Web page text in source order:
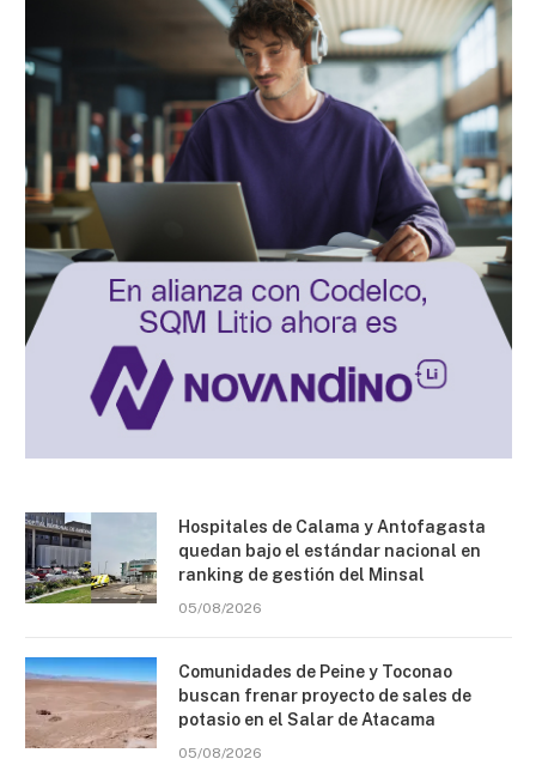
Hospitales de Calama y Antofagasta
quedan bajo el estándar nacional en
ranking de gestión del Minsal
05/08/2026
Comunidades de Peine y Toconao
buscan frenar proyecto de sales de
potasio en el Salar de Atacama
05/08/2026